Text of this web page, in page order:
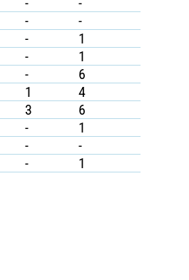
-
-
-
1
-
1
-
6
1
4
3
6
-
1
-
-
- 1